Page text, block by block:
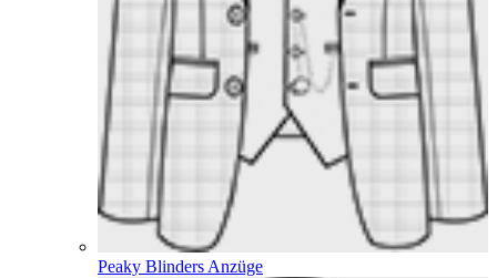
Peaky Blinders Anzüge